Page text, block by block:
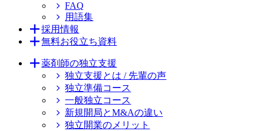
FAQ
用語集
採用情報
無料お役立ち資料
薬剤師の独立支援
独立支援とは / 先輩の声
独立準備コース
一般独立コース
新規開局とM&Aの違い
独立開業のメリット